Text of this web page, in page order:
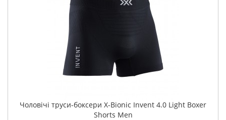
Чоловічі труси-боксери X-Bionic Invent 4.0 Light Boxer
Shorts Men